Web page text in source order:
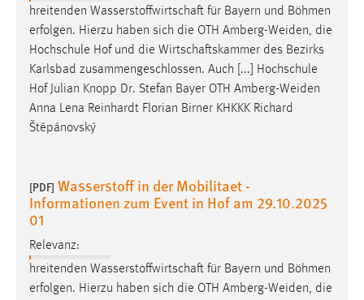
hreitenden Wasserstoffwirtschaft für Bayern und Böhmen
erfolgen. Hierzu haben sich die OTH Amberg-Weiden, die
Hochschule Hof und die Wirtschaftskammer des Bezirks
Karlsbad zusammengeschlossen. Auch [...] Hochschule
Hof Julian Knopp Dr. Stefan Bayer OTH Amberg-Weiden
Anna Lena Reinhardt Florian Birner KHKKK Richard
Štěpánovský
[PDF] Wasserstoff in der Mobilitaet -
Informationen zum Event in Hof am 29.10.2025
01
Relevanz:
hreitenden Wasserstoffwirtschaft für Bayern und Böhmen
erfolgen. Hierzu haben sich die OTH Amberg-Weiden, die